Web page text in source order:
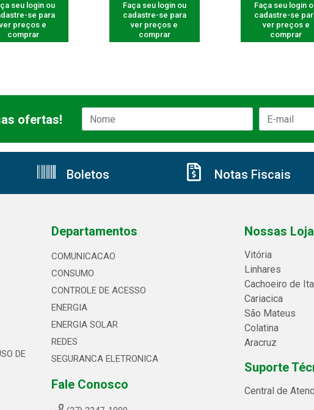
seu login ou
se para
ver preços e
comprar
Faça seu login ou
cadastre-se para
ver preços e
comprar
Faça seu login
cadastre-se
ver preços e
comprar
ofertas!
Boletos Notas Fiscais
DE
Departamentos
COMUNICACAO
CONSUMO
CONTROLE DE ACESSO
ENERGIA
ENERGIA SOLAR
REDES
SEGURANCA ELETRONICA
Fale Conosco
Nossas
Vitória
Linhares
Cachoeiro de
Cariacica
São Mateus
Colatina
Aracruz
Suporte
Central de